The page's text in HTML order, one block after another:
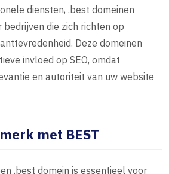
diensten, .best domeinen
die zich richten op
Deze domeinen
invloed op SEO, omdat
en autoriteit van uw website
met BEST
.best domein is essentieel voor